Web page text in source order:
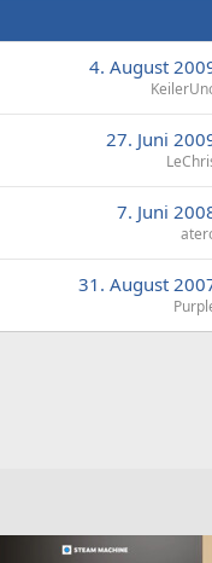
4. August
27. Juni
7. Juni
31. August